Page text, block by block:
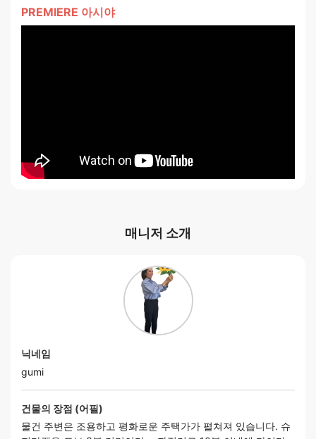
PREMIERE 아시야
매니저 소개
닉네임
gumi
건물의 장점 (어필)
물건 주변은 조용하고 평화로운 주택가가 펼쳐져 있습니다. 슈